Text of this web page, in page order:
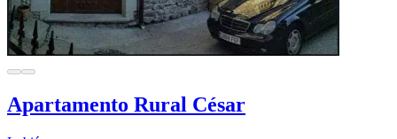
Apartamento Rural César